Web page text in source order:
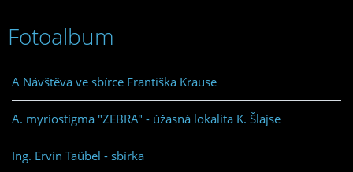
Fotoalbum
A Návštěva ve sbírce Františka Krause
A. myriostigma "ZEBRA" - úžasná lokalita K. Šlajse
Ing. Ervín Taübel - sbírka